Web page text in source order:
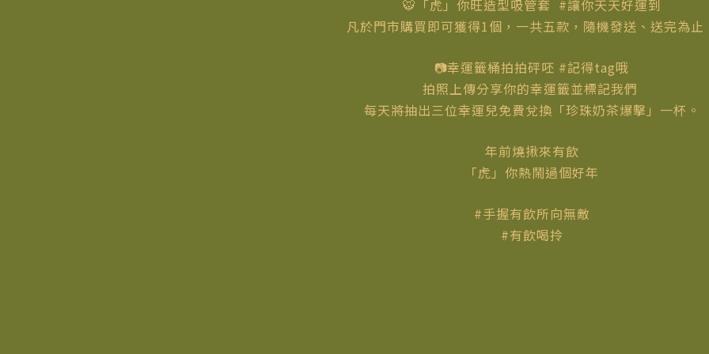
🐯「虎」你旺造型吸管套 #讓你天天好運到
凡於門市購買即可獲得1個，一共五款，隨機發送、送完為止
📷幸運籤桶拍拍砰呸 #記得tag哦
拍照上傳分享你的幸運籤並標記我們
每天將抽出三位幸運兒免費兌換「珍珠奶茶爆擊」一杯。
年前燒揪來有飲
「虎」你熱鬧過個好年
#手握有飲所向無敵
#有飲喝拎